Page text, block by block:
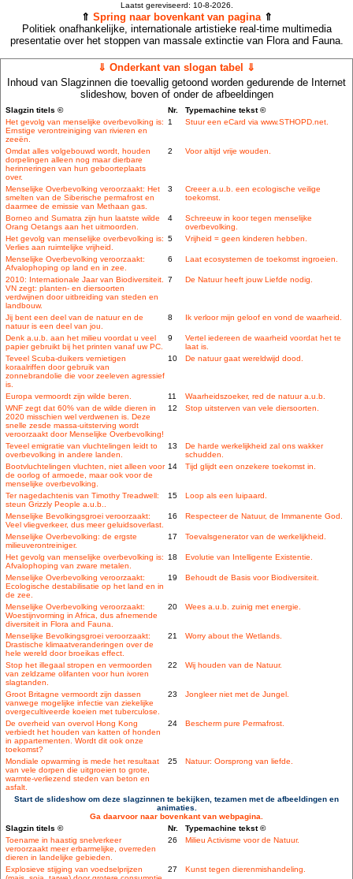
Laatst gereviseerd: 10-8-2026.
⇑ Spring naar bovenkant van pagina⇑
Politiek onafhankelijke, internationale artistieke real-time multimedia
presentatie over het stoppen van massale extinctie van Flora and Fauna.
⇓ Onderkant van slogan tabel ⇓
Inhoud van Slagzinnen die toevallig getoond worden gedurende de Internet
slideshow, boven of onder de afbeeldingen
Slagzin titels © Nr.
Typemachine tekst ©
Het gevolg van menselijke overbevolking is:
Ernstige verontreiniging van rivieren en
zeeën.
1 Stuur een eCard via www.STHOPD.net.
Omdat alles volgebouwd wordt, houden
dorpelingen alleen nog maar dierbare
herinneringen van hun geboorteplaats
over.
2 Voor altijd vrije wouden.
Menselijke Overbevolking veroorzaakt: Het
smelten van de Siberische permafrost en
daarmee de emissie van Methaan gas.
3
Creeer a.u.b. een ecologische veilige
toekomst.
Borneo and Sumatra zijn hun laatste wilde
Orang Oetangs aan het uitmoorden.
4
Schreeuw in koor tegen menselijke
overbevolking.
Het gevolg van menselijke overbevolking is:
Verlies aan ruimtelijke vrijheid.
5 Vrijheid = geen kinderen hebben.
Menselijke Overbevolking veroorzaakt:
Afvalophoping op land en in zee.
6 Laat ecosystemen de toekomst ingroeien.
2010: Internationale Jaar van Biodiversiteit.
VN zegt: planten- en diersoorten
verdwijnen door uitbreiding van steden en
landbouw.
7 De Natuur heeft jouw Liefde nodig.
Jij bent een deel van de natuur en de
natuur is een deel van jou.
8 Ik verloor mijn geloof en vond de waarheid.
Denk a.u.b. aan het milieu voordat u veel
papier gebruikt bij het printen vanaf uw PC.
9
Vertel iedereen de waarheid voordat het te
laat is.
Teveel Scuba-duikers vernietigen
koraalriffen door gebruik van
zonnebrandolie die voor zeeleven agressief
is.
10 De natuur gaat wereldwijd dood.
Europa vermoordt zijn wilde beren. 11
Waarheidszoeker, red de natuur a.u.b.
WNF zegt dat 60% van de wilde dieren in
2020 misschien wel verdwenen is. Deze
snelle zesde massa-uitsterving wordt
veroorzaakt door Menselijke Overbevolking!
12 Stop uitsterven van vele diersoorten.
Teveel emigratie van vluchtelingen leidt to
overbevolking in andere landen.
13
De harde werkelijkheid zal ons wakker
schudden.
Bootvluchtelingen vluchten, niet alleen voor
de oorlog of armoede, maar ook voor de
menselijke overbevolking.
14 Tijd glijdt een onzekere toekomst in.
Ter nagedachtenis van Timothy Treadwell:
steun Grizzly People a.u.b..
15 Loop als een luipaard.
Menselijke Bevolkingsgroei veroorzaakt:
Veel vliegverkeer, dus meer geluidsoverlast.
16 Respecteer de Natuur, de Immanente God.
Menselijke Overbevolking: de ergste
milieuverontreiniger.
17 Toevalsgenerator van de werkelijkheid.
Het gevolg van menselijke overbevolking is:
Afvalophoping van zware metalen.
18 Evolutie van Intelligente Existentie.
Menselijke Overbevolking veroorzaakt:
Ecologische destabilisatie op het land en in
de zee.
19 Behoudt de Basis voor Biodiversiteit.
Menselijke Overbevolking veroorzaakt:
Woestijnvorming in Africa, dus afnemende
diversiteit in Flora and Fauna.
20 Wees a.u.b. zuinig met energie.
Menselijke Bevolkingsgroei veroorzaakt:
Drastische klimaatveranderingen over de
hele wereld door broeikas effect.
21 Worry about the Wetlands.
Stop het illegaal stropen en vermoorden
van zeldzame olifanten voor hun ivoren
slagtanden.
22 Wij houden van de Natuur.
Groot Britagne vermoordt zijn dassen
vanwege mogelijke infectie van ziekelijke
overgecultiveerde koeien met tuberculose.
23 Jongleer niet met de Jungel.
De overheid van overvol Hong Kong
verbiedt het houden van katten of honden
in appartementen. Wordt dit ook onze
toekomst?
24 Bescherm pure Permafrost.
Mondiale opwarming is mede het resultaat
van vele dorpen die uitgroeien to grote,
warmte-verliezend steden van beton en
asfalt.
25 Natuur: Oorsprong van liefde.
Start de slideshow om deze slagzinnen te bekijken, tezamen met de afbeeldingen en
animaties.
Ga daarvoor naar bovenkant van webpagina.
Slagzin titels ©
Nr.
Typemachine tekst ©
Toename in haastig snelverkeer
veroorzaakt meer erbarmelijke, overreden
dieren in landelijke gebieden.
26 Milieu Activisme voor de Natuur.
Explosieve stijging van voedselprijzen
27 Kunst tegen dierenmishandeling.